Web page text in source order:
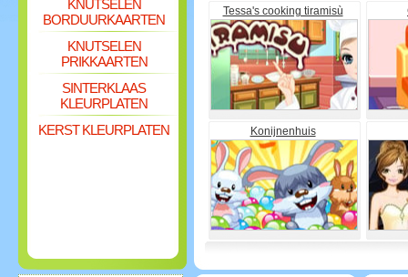
KNUTSELEN
BORDUURKAARTEN
KNUTSELEN
PRIKKAARTEN
SINTERKLAAS
KLEURPLATEN
KERST KLEURPLATEN
Tessa's cooking tiramisù
Konijnenhuis